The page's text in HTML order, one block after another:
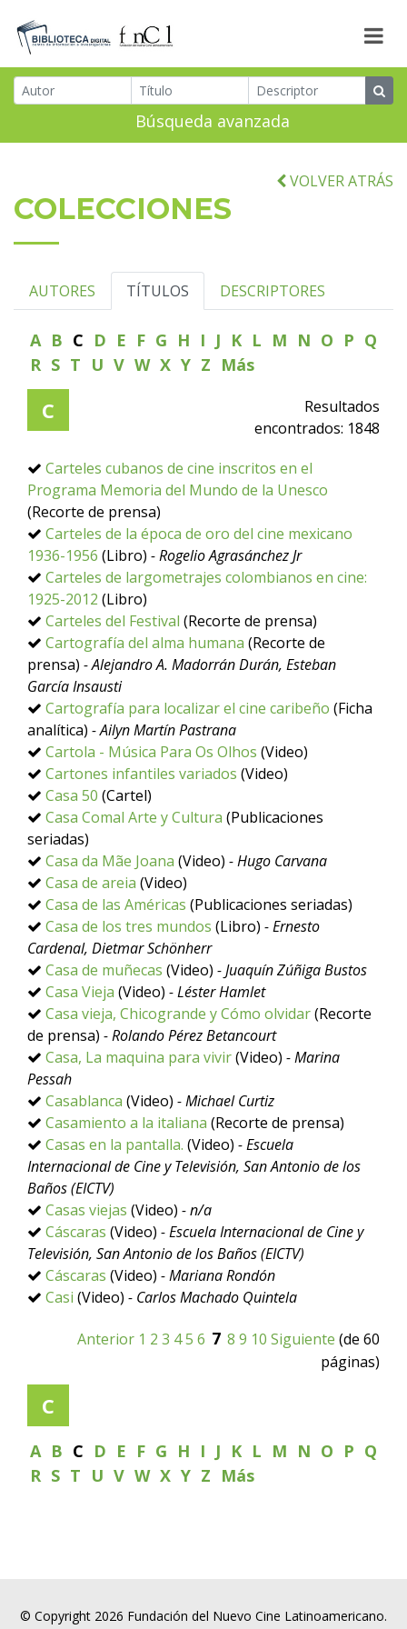
Búsqueda avanzada
VOLVER ATRÁS
COLECCIONES
AUTORES TÍTULOS DESCRIPTORES
A B C D E F G H I J K L M N O P Q
R S T U V W X Y Z Más
C
Resultados
encontrados: 1848
Carteles cubanos de cine inscritos en el
Programa Memoria del Mundo de la Unesco
(Recorte de prensa)
Carteles de la época de oro del cine mexicano
1936-1956 (Libro) - Rogelio Agrasánchez Jr
Carteles de largometrajes colombianos en cine:
1925-2012 (Libro)
Carteles del Festival (Recorte de prensa)
Cartografía del alma humana (Recorte de
prensa) - Alejandro A. Madorrán Durán, Esteban
García Insausti
Cartografía para localizar el cine caribeño (Ficha
analítica) - Ailyn Martín Pastrana
Cartola - Música Para Os Olhos (Video)
Cartones infantiles variados (Video)
Casa 50 (Cartel)
Casa Comal Arte y Cultura (Publicaciones
seriadas)
Casa da Mãe Joana (Video) - Hugo Carvana
Casa de areia (Video)
Casa de las Américas (Publicaciones seriadas)
Casa de los tres mundos (Libro) - Ernesto
Cardenal, Dietmar Schönherr
Casa de muñecas (Video) - Juaquín Zúñiga Bustos
Casa Vieja (Video) - Léster Hamlet
Casa vieja, Chicogrande y Cómo olvidar(Recorte
de prensa) - Rolando Pérez Betancourt
Casa, La maquina para vivir(Video) - Marina
Pessah
Casablanca (Video) - Michael Curtiz
Casamiento a la italiana (Recorte de prensa)
Casas en la pantalla. (Video) - Escuela
Internacional de Cine y Televisión, San Antonio de los
Baños (EICTV)
Casas viejas (Video) - n/a
Cáscaras (Video) - Escuela Internacional de Cine y
Televisión, San Antonio de los Baños (EICTV)
Cáscaras (Video) - Mariana Rondón
Casi (Video) - Carlos Machado Quintela
Anterior 1 2 3 45 6 7 8 9 10 Siguiente (de 60
páginas)
C
A B C D E F G H I J K L M N O P Q
R S T U V W X Y Z Más
© Copyright 2026 Fundación del Nuevo Cine Latinoamericano.